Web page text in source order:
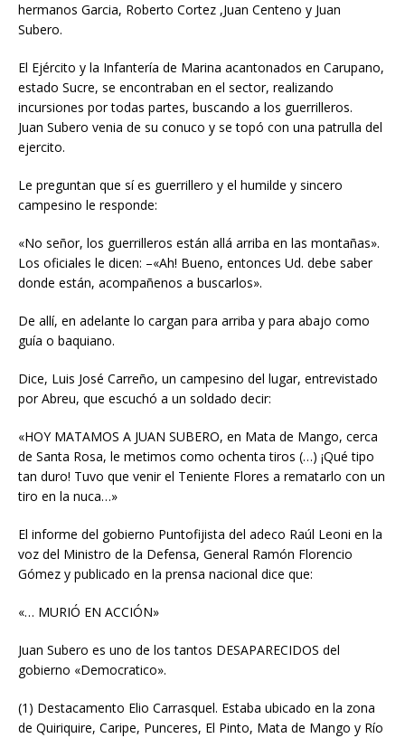
hermanos Garcia, Roberto Cortez ,Juan Centeno y Juan
Subero.
El Ejército y la Infantería de Marina acantonados en Carupano,
estado Sucre, se encontraban en el sector, realizando
incursiones por todas partes, buscando a los guerrilleros.
Juan Subero venia de su conuco y se topó con una patrulla del
ejercito.
Le preguntan que sí es guerrillero y el humilde y sincero
campesino le responde:
«No señor, los guerrilleros están allá arriba en las montañas».
Los oficiales le dicen: –«Ah! Bueno, entonces Ud. debe saber
donde están, acompañenos a buscarlos».
De allí, en adelante lo cargan para arriba y para abajo como
guía o baquiano.
Dice, Luis José Carreño, un campesino del lugar, entrevistado
por Abreu, que escuchó a un soldado decir:
«HOY MATAMOS A JUAN SUBERO, en Mata de Mango, cerca
de Santa Rosa, le metimos como ochenta tiros (…) ¡Qué tipo
tan duro! Tuvo que venir el Teniente Flores a rematarlo con un
tiro en la nuca…»
El informe del gobierno Puntofijista del adeco Raúl Leoni en la
voz del Ministro de la Defensa, General Ramón Florencio
Gómez y publicado en la prensa nacional dice que:
«… MURIÓ EN ACCIÓN»
Juan Subero es uno de los tantos DESAPARECIDOS del
gobierno «Democratico».
(1) Destacamento Elio Carrasquel. Estaba ubicado en la zona
de Quiriquire, Caripe, Punceres, El Pinto, Mata de Mango y Río